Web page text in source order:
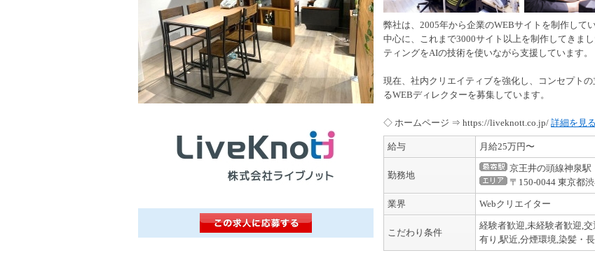
弊社は、2005年から企業のWEBサイトを制作して
中心に、これまで3000サイト以上を制作してきま
ティングをAIの技術を使いながら支援しています。
現在、社内クリエイティブを強化し、コンセプト
るWEBディレクターを募集しています。
◇ ホームページ ⇒ https://liveknott.co.jp/ 詳細を見る
給与 月給25万円〜
勤務地
京王井の頭線神泉駅
〒150-0044 東京都
業界 Webクリエイター
こだわり条件
経験者歓迎,未経験者歓迎,
有り,駅近,分煙環境,染髪・